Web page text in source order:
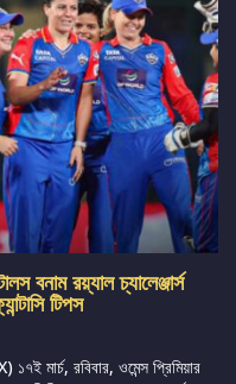
বনাম রয়্যাল চ্যালেঞ্জার্স
টিপস
রবিবার, ওমেন্স প্রিমিয়ার